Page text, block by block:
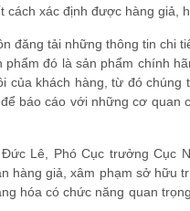
cách xác định được hàng giả,
đăng tải những thông tin chi
phẩm đó là sản phẩm chính
của khách hàng, từ đó
báo cáo với những cơ quan
Lê, Phó Cục trưởng Cục
hàng giả, xâm phạm sở hữu
hóa có chức năng quan